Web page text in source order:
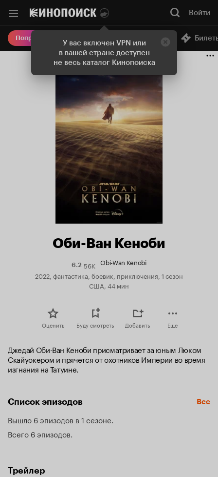
У вас включен VPN или
в вашей стране доступен
не весь каталог Кинопоиска
Войти
Попробовать Плюс Онлайн-кинотеатр
Оби-Ван Кеноби
6.2Рейтинг
Кинопоиска
56K Obi-Wan Kenobi
2022, фантастика, боевик, приключения, 1 сезон
США, 44 мин
Оценить Буду смотреть Добавить Еще
Джедай Оби-Ван Кеноби присматривает за юным Люком
Скайуокером и прячется от охотников Империи во время
изгнания на Татуине.
Список эпизодов Все
Вышло 6 эпизодов в 1 сезоне
Всего 6 эпизодов
Трейлер